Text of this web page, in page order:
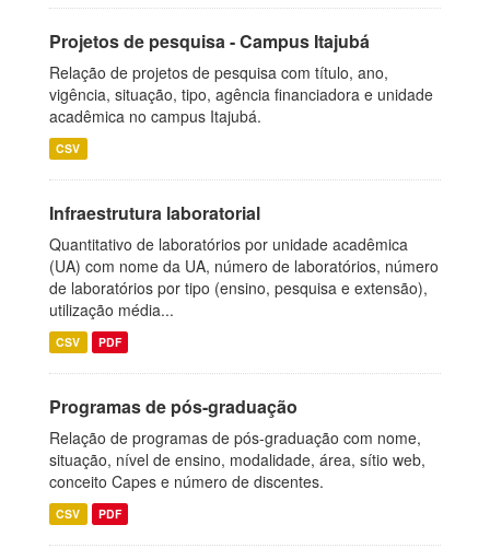
Projetos de pesquisa - Campus Itajubá
Relação de projetos de pesquisa com título, ano,
vigência, situação, tipo, agência financiadora e unidade
acadêmica no campus Itajubá.
CSV
Infraestrutura laboratorial
Quantitativo de laboratórios por unidade acadêmica
(UA) com nome da UA, número de laboratórios, número
de laboratórios por tipo (ensino, pesquisa e extensão),
utilização média...
CSV PDF
Programas de pós-graduação
Relação de programas de pós-graduação com nome,
situação, nível de ensino, modalidade, área, sítio web,
conceito Capes e número de discentes.
CSV PDF